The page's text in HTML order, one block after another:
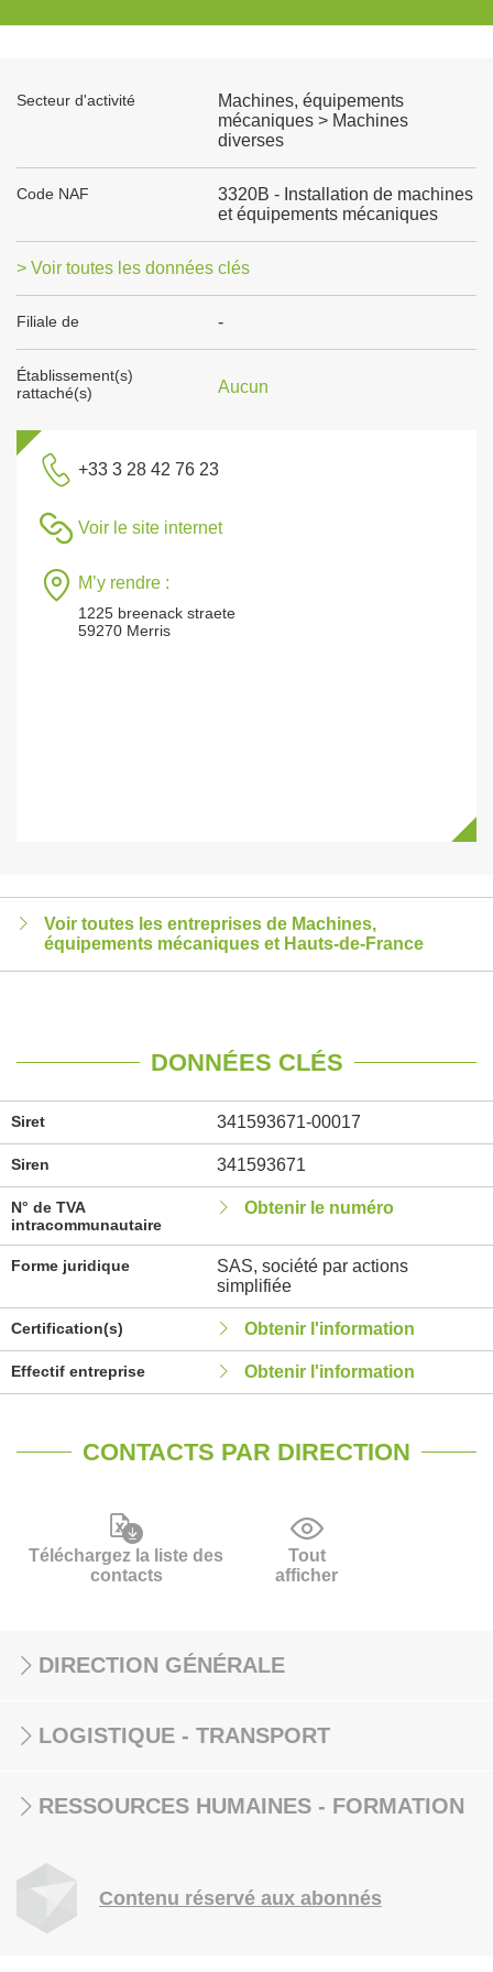
Secteur d'activité
Machines, équipements
mécaniques > Machines
diverses
Code NAF
3320B - Installation de machines
et équipements mécaniques
> Voir toutes les données clés
Filiale de -
Établissement(s)
rattaché(s)
Aucun
+33 3 28 42 76 23
Voir le site internet
M’y rendre :
1225 breenack straete
59270 Merris
Voir toutes les entreprises de Machines,
équipements mécaniques et Hauts-de-France
DONNÉES CLÉS
Siret 341593671-00017
Siren 341593671
N° de TVA
intracommunautaire
Obtenir le numéro
Forme juridique
SAS, société par actions
simplifiée
Certification(s) Obtenir l'information
Effectif entreprise Obtenir l'information
CONTACTS PAR DIRECTION
Téléchargez la liste des
contacts
Tout
afficher
DIRECTION GÉNÉRALE
LOGISTIQUE - TRANSPORT
RESSOURCES HUMAINES - FORMATION
Contenu réservé aux abonnés